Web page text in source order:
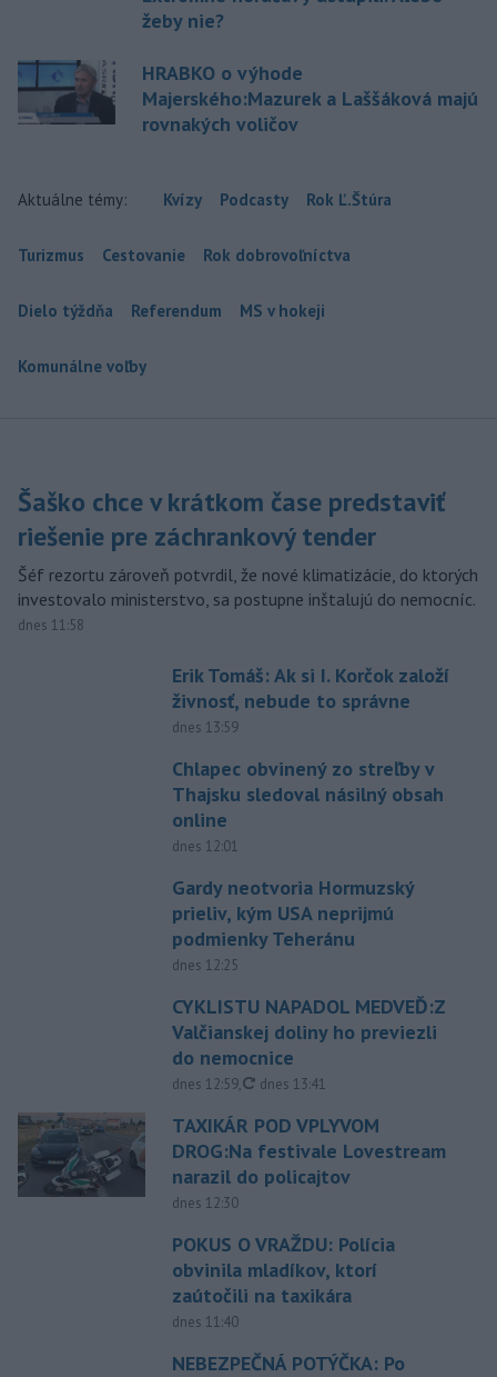
žeby nie?
HRABKO o výhode
Majerského:Mazurek a Laššáková majú
rovnakých voličov
Aktuálne témy: Kvízy Podcasty Rok Ľ.Štúra
Turizmus Cestovanie Rok dobrovoľníctva
Dielo týždňa Referendum MS v hokeji
Komunálne voľby
Šaško chce v krátkom čase predstaviť
riešenie pre záchrankový tender
Šéf rezortu zároveň potvrdil, že nové klimatizácie, do ktorých
investovalo ministerstvo, sa postupne inštalujú do nemocníc.
dnes 11:58
Erik Tomáš: Ak si I. Korčok založí
živnosť, nebude to správne
dnes 13:59
Chlapec obvinený zo streľby v
Thajsku sledoval násilný obsah
online
dnes 12:01
Gardy neotvoria Hormuzský
prieliv, kým USA neprijmú
podmienky Teheránu
dnes 12:25
CYKLISTU NAPADOL MEDVEĎ:Z
Valčianskej doliny ho previezli
do nemocnice
dnes 12:59, aktualizované
dnes 13:41
TAXIKÁR POD VPLYVOM
DROG:Na festivale Lovestream
narazil do policajtov
dnes 12:30
POKUS O VRAŽDU: Polícia
obvinila mladíkov, ktorí
zaútočili na taxikára
dnes 11:40
NEBEZPEČNÁ POTÝČKA: Po